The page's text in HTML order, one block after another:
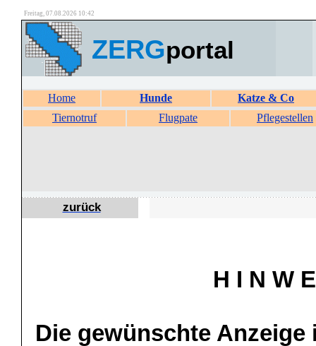
Freitag, 07.08.2026 10:42
ZERGportal
Home Hunde
Katze & Co
Tiernotruf
Flugpate Pflegestellen
zurück
H I N W
Die gewünschte